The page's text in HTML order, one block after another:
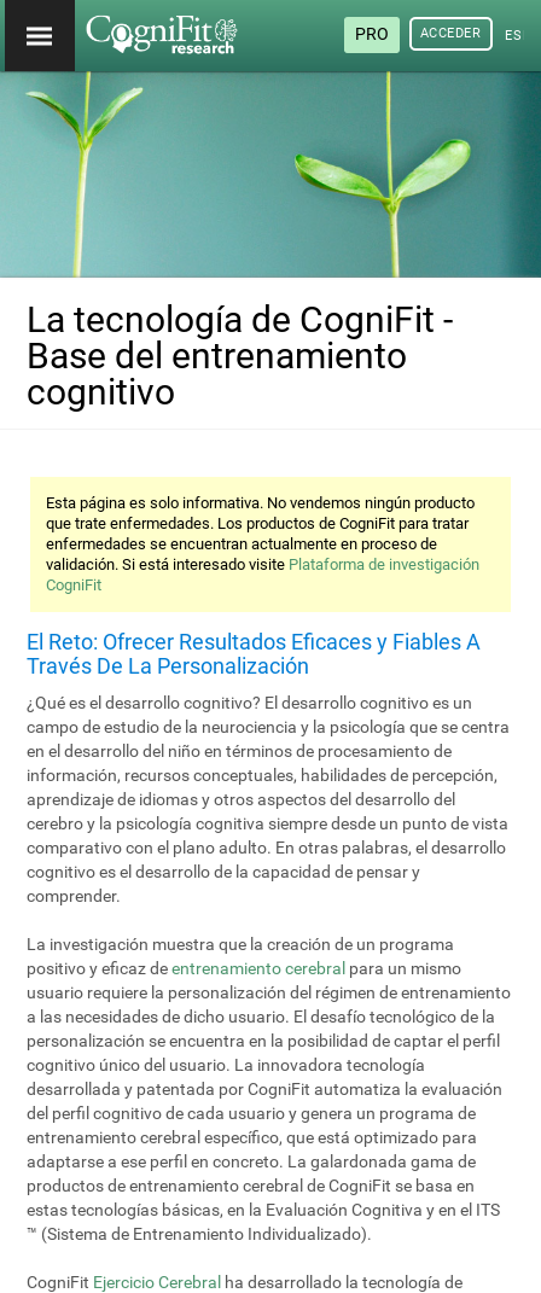
PRO ACCEDER
La tecnología de CogniFit -
Base del entrenamiento
cognitivo
Esta página es solo informativa. No vendemos ningún producto
que trate enfermedades. Los productos de CogniFit para tratar
enfermedades se encuentran actualmente en proceso de
validación. Si está interesado visite Plataforma de investigación
CogniFit
El Reto: Ofrecer Resultados Eficaces y Fiables A
Través De La Personalización
¿Qué es el desarrollo cognitivo? El desarrollo cognitivo es un
campo de estudio de la neurociencia y la psicología que se centra
en el desarrollo del niño en términos de procesamiento de
información, recursos conceptuales, habilidades de percepción,
aprendizaje de idiomas y otros aspectos del desarrollo del
cerebro y la psicología cognitiva siempre desde un punto de vista
comparativo con el plano adulto. En otras palabras, el desarrollo
cognitivo es el desarrollo de la capacidad de pensar y
comprender.
La investigación muestra que la creación de un programa
positivo y eficaz deentrenamiento cerebral para un mismo
usuario requiere la personalización del régimen de entrenamiento
a las necesidades de dicho usuario. El desafío tecnológico de la
personalización se encuentra en la posibilidad de captar el perfil
cognitivo único del usuario. La innovadora tecnología
desarrollada y patentada por CogniFit automatiza la evaluación
del perfil cognitivo de cada usuario y genera un programa de
entrenamiento cerebral específico, que está optimizado para
adaptarse a ese perfil en concreto. La galardonada gama de
productos de entrenamiento cerebral de CogniFit se basa en
estas tecnologías básicas, en la Evaluación Cognitiva y en el ITS
™ (Sistema de Entrenamiento Individualizado).
CogniFit Ejercicio Cerebral ha desarrollado la tecnología de